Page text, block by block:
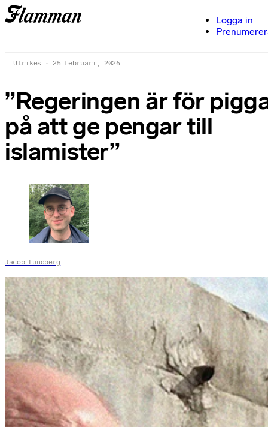
Logga in
Utrikes 25 februari, 2026
”Regeringen är för
på att ge pengar till
islamister”
Jacob Lundberg